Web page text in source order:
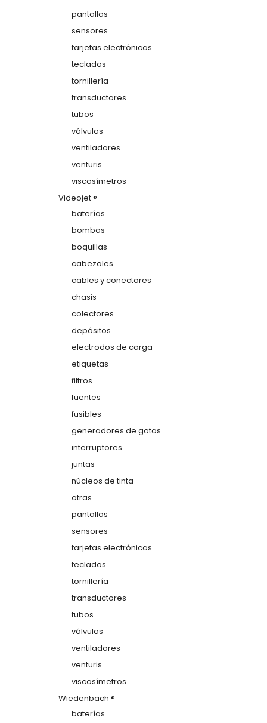
pantallas
sensores
tarjetas electrónicas
teclados
tornillería
transductores
tubos
válvulas
ventiladores
venturis
viscosímetros
Videojet ®
baterías
bombas
boquillas
cabezales
cables y conectores
chasis
colectores
depósitos
electrodos de carga
etiquetas
filtros
fuentes
fusibles
generadores de gotas
interruptores
juntas
núcleos de tinta
otras
pantallas
sensores
tarjetas electrónicas
teclados
tornillería
transductores
tubos
válvulas
ventiladores
venturis
viscosímetros
Wiedenbach ®
baterías